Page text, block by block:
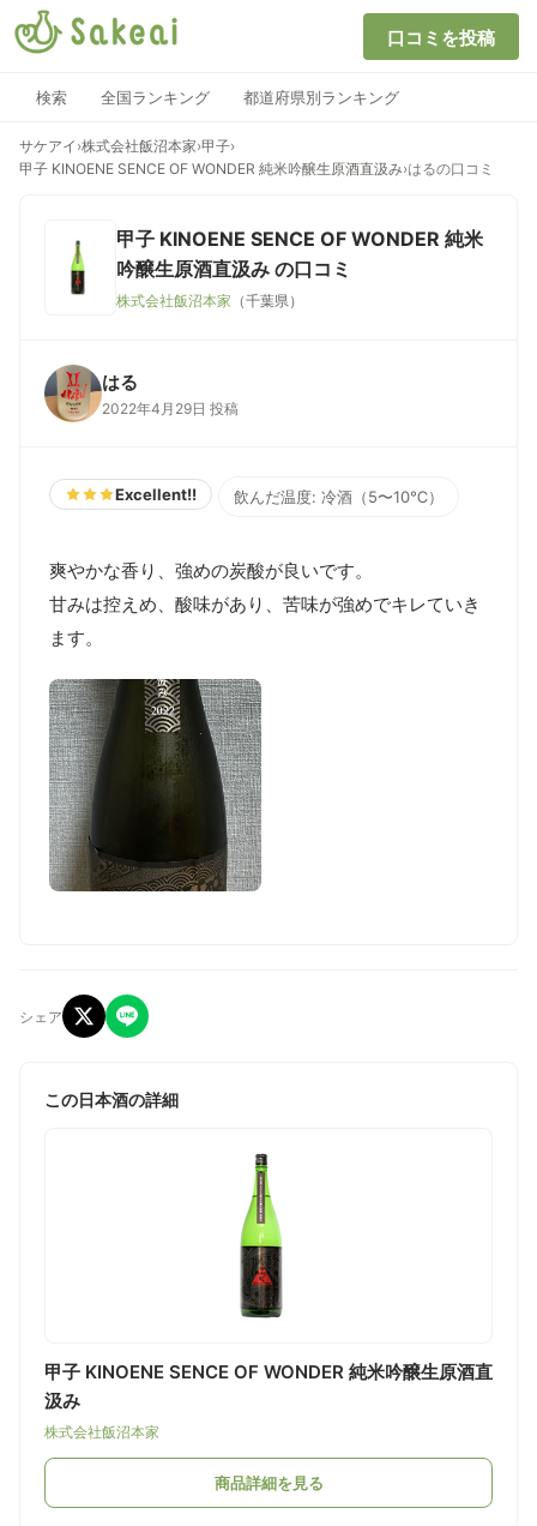
口コミを投稿
検索 全国ランキング 都道府県別ランキング
サケアイ ›株式会社飯沼本家›甲子›
甲子 KINOENE SENCE OF WONDER 純米吟醸生原酒直汲み›はるの口コミ
甲子 KINOENE SENCE OF WONDER 純米
吟醸生原酒直汲み の口コミ
株式会社飯沼本家 （千葉県）
はる
2022年4月29日 投稿
Excellent!! 飲んだ温度: 冷酒（5〜10℃）
爽やかな香り、強めの炭酸が良いです。
甘みは控えめ、酸味があり、苦味が強めでキレていき
ます。
シェア
この日本酒の詳細
甲子 KINOENE SENCE OF WONDER 純米吟醸生原酒直
汲み
株式会社飯沼本家
商品詳細を見る